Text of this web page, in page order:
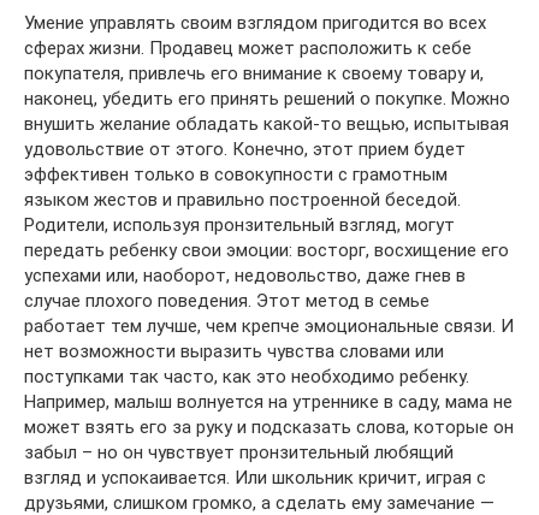
Умение управлять своим взглядом пригодится во всех
сферах жизни. Продавец может расположить к себе
покупателя, привлечь его внимание к своему товару и,
наконец, убедить его принять решений о покупке. Можно
внушить желание обладать какой-то вещью, испытывая
удовольствие от этого. Конечно, этот прием будет
эффективен только в совокупности с грамотным
языком жестов и правильно построенной беседой.
Родители, используя пронзительный взгляд, могут
передать ребенку свои эмоции: восторг, восхищение его
успехами или, наоборот, недовольство, даже гнев в
случае плохого поведения. Этот метод в семье
работает тем лучше, чем крепче эмоциональные связи. И
нет возможности выразить чувства словами или
поступками так часто, как это необходимо ребенку.
Например, малыш волнуется на утреннике в саду, мама не
может взять его за руку и подсказать слова, которые он
забыл – но он чувствует пронзительный любящий
взгляд и успокаивается. Или школьник кричит, играя с
друзьями, слишком громко, а сделать ему замечание —